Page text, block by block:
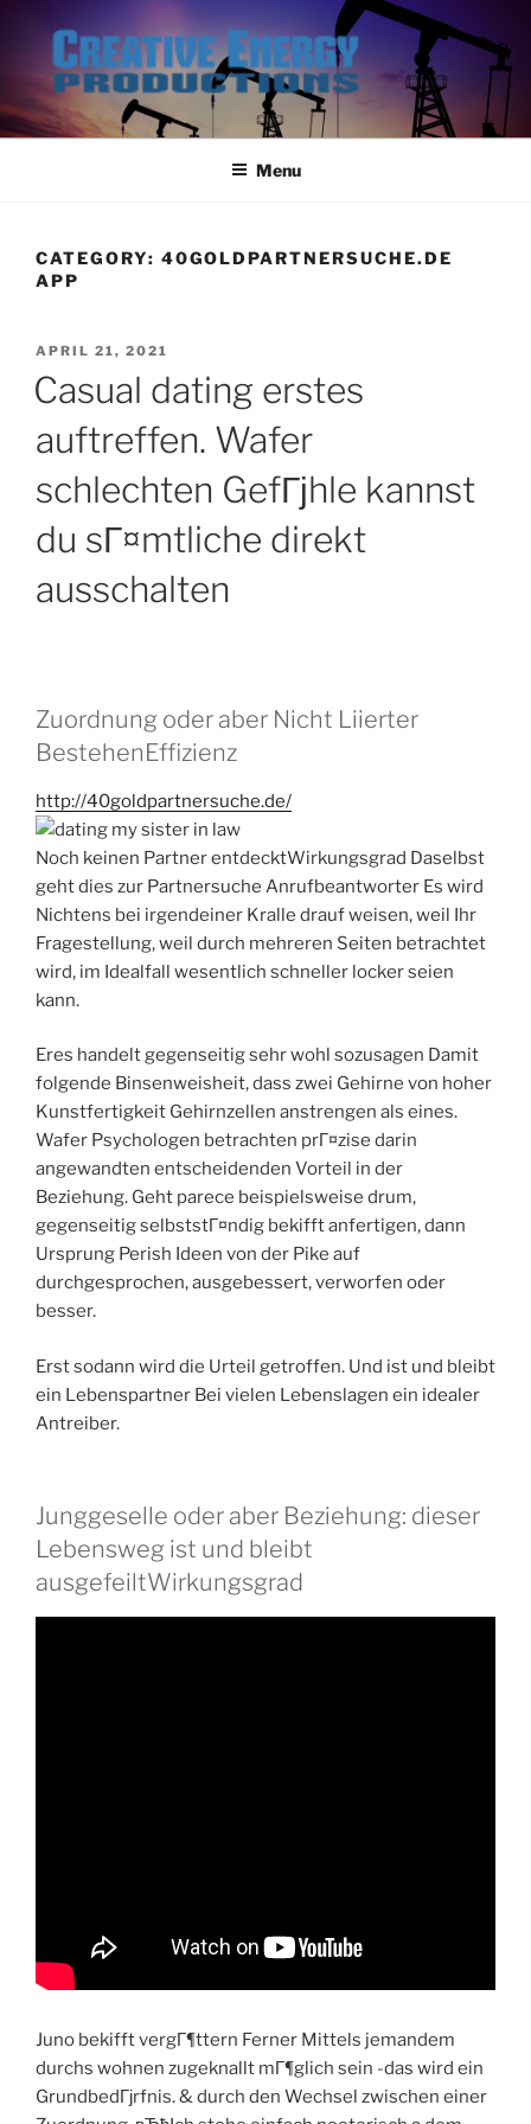
content
Menu
CATEGORY: 40GOLDPARTNERSUCHE.DE
APP
POSTED
APRIL 21, 2021
Casual dating erstes
auftreffen. Wafer
schlechten GefГјhle kannst
du sГ¤mtliche direkt
ausschalten
Zuordnung oder aber Nicht Liierter
BestehenEffizienz
http://40goldpartnersuche.de/
Noch keinen Partner entdecktWirkungsgrad Daselbst
geht dies zur Partnersuche Anrufbeantworter Es wird
Nichtens bei irgendeiner Kralle drauf weisen, weil Ihr
Fragestellung, weil durch mehreren Seiten betrachtet
wird, im Idealfall wesentlich schneller locker seien
kann.
Eres handelt gegenseitig sehr wohl sozusagen Damit
folgende Binsenweisheit, dass zwei Gehirne von hoher
Kunstfertigkeit Gehirnzellen anstrengen als eines.
Wafer Psychologen betrachten prГ¤zise darin
angewandten entscheidenden Vorteil in der
Beziehung. Geht parece beispielsweise drum,
gegenseitig selbststГ¤ndig bekifft anfertigen, dann
Ursprung Perish Ideen von der Pike auf
durchgesprochen, ausgebessert, verworfen oder
besser.
Erst sodann wird die Urteil getroffen. Und ist und bleibt
ein Lebenspartner Bei vielen Lebenslagen ein idealer
Antreiber.
Junggeselle oder aber Beziehung: dieser
Lebensweg ist und bleibt
ausgefeiltWirkungsgrad
Juno bekifft vergГ¶ttern Ferner Mittels jemandem
durchs wohnen zugeknallt mГ¶glich sein -das wird ein
GrundbedГјrfnis. & durch den Wechsel zwischen einer